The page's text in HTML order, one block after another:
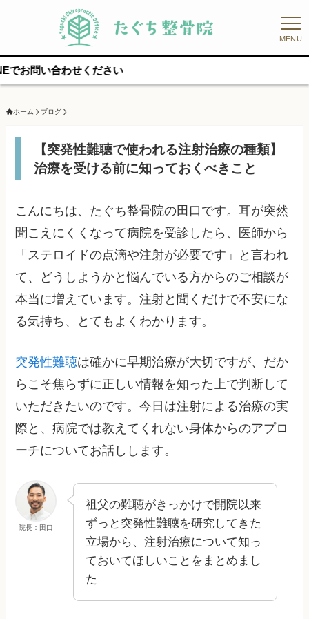
MENU
せください
ホーム ブログ
【突発性難聴で使われる注射治療の種類】
治療を受ける前に知っておくべきこと
こんにちは、たぐち整骨院の田口です。耳が突然
聞こえにくくなって病院を受診したら、医師から
「ステロイドの点滴や注射が必要です」と言われ
て、どうしようかと悩んでいる方からのご相談が
本当に増えています。注射と聞くだけで不安にな
る気持ち、とてもよくわかります。
突発性難聴は確かに早期治療が大切ですが、だか
らこそ焦らずに正しい情報を知った上で判断して
いただきたいのです。今日は注射による治療の実
際と、病院では教えてくれない身体からのアプロ
ーチについてお話しします。
院長：田口
祖父の難聴がきっかけで開院以来
ずっと突発性難聴を研究してきた
立場から、注射治療について知っ
ておいてほしいことをまとめまし
た